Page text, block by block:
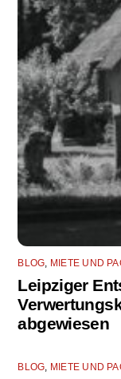
BLOG, MIETE UND
Leipziger
abgewiesen
BLOG, MIETE UND